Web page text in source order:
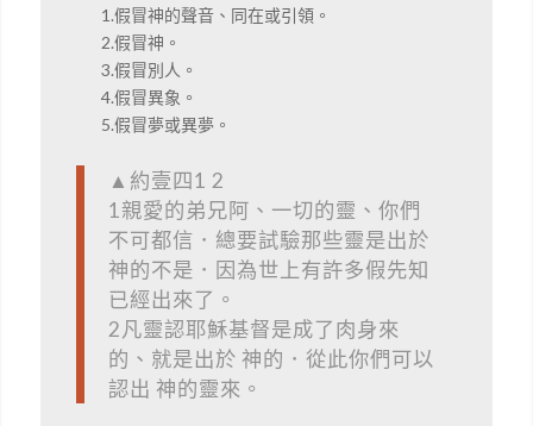
1.假冒神的聲音、同在或引領。
2.假冒神。
3.假冒別人。
4.假冒異象。
5.假冒夢或異夢。
▲約壹四1 2
1親愛的弟兄阿、一切的靈、你們
不可都信．總要試驗那些靈是出於
神的不是．因為世上有許多假先知
已經出來了。
2凡靈認耶穌基督是成了肉身來
的、就是出於 神的．從此你們可以
認出 神的靈來。